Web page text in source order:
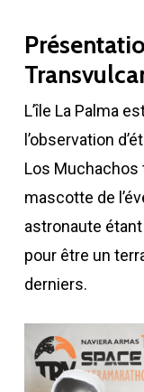
L’île La Palma
l’observation
Los Muchachos
mascotte de
astronaute
pour être un
derniers.